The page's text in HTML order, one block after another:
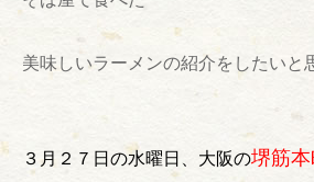
美味しいラーメンの紹介をしたいと
３月２７日の水曜日、大阪の堺筋本